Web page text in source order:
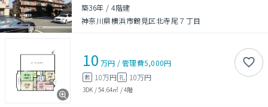
築36年 /4階建
神奈川県横浜市鶴見区北寺尾７丁目
10 万円 /管理費5,000円
敷 10万円 礼 10万円
3DK /54.64㎡ /4階